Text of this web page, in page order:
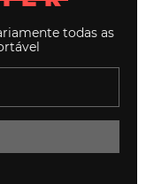
todas as